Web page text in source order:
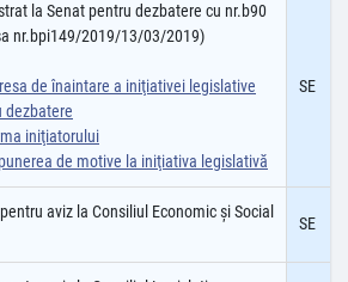
la Senat pentru dezbatere cu nr.b90
nr.bpi149/2019/13/03/2019)
de înaintare a iniţiativei legislative
dezbatere
iniţiatorului
de motive la iniţiativa legislativă
SE
aviz la Consiliul Economic şi Social
SE